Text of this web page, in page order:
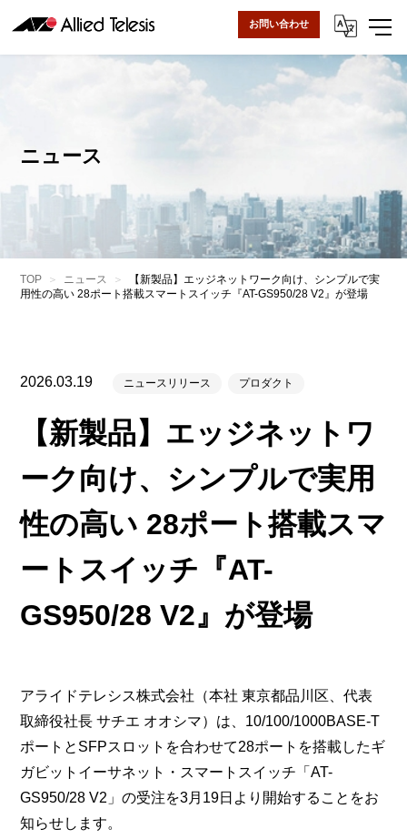
お問い合わせ
ニュース
TOP ニュース
【新製品】エッジネットワーク向け、シンプルで実
用性の高い 28ポート搭載スマートスイッチ『AT-GS950/28 V2』が登場
2026.03.19 ニュースリリース プロダクト
【新製品】エッジネットワ
ーク向け、シンプルで実用
性の高い 28ポート搭載スマ
ートスイッチ『AT-
GS950/28 V2』が登場
アライドテレシス株式会社（本社 東京都品川区、代表
取締役社長 サチエ オオシマ）は、10/100/1000BASE-T
ポートとSFPスロットを合わせて28ポートを搭載したギ
ガビットイーサネット・スマートスイッチ「AT-
GS950/28 V2」の受注を3月19日より開始することをお
知らせします。